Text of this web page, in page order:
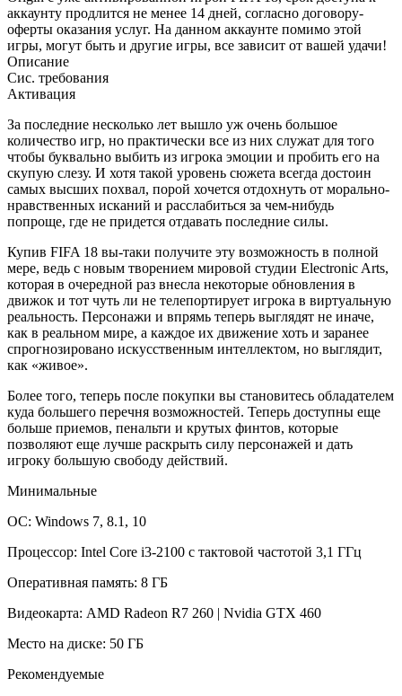
аккаунту продлится не менее 14 дней, согласно договору-
оферты оказания услуг. На данном аккаунте помимо этой
игры, могут быть и другие игры, все зависит от вашей удачи!
Описание
Сис. требования
Активация
За последние несколько лет вышло уж очень большое
количество игр, но практически все из них служат для того
чтобы буквально выбить из игрока эмоции и пробить его на
скупую слезу. И хотя такой уровень сюжета всегда достоин
самых высших похвал, порой хочется отдохнуть от морально-
нравственных исканий и расслабиться за чем-нибудь
попроще, где не придется отдавать последние силы.
Купив FIFA 18 вы-таки получите эту возможность в полной
мере, ведь с новым творением мировой студии Electronic Arts,
которая в очередной раз внесла некоторые обновления в
движок и тот чуть ли не телепортирует игрока в виртуальную
реальность. Персонажи и впрямь теперь выглядят не иначе,
как в реальном мире, а каждое их движение хоть и заранее
спрогнозировано искусственным интеллектом, но выглядит,
как «живое».
Более того, теперь после покупки вы становитесь обладателем
куда большего перечня возможностей. Теперь доступны еще
больше приемов, пенальти и крутых финтов, которые
позволяют еще лучше раскрыть силу персонажей и дать
игроку большую свободу действий.
Минимальные
ОС: Windows 7, 8.1, 10
Процессор: Intel Core i3-2100 с тактовой частотой 3,1 ГГц
Оперативная память: 8 ГБ
Видеокарта: AMD Radeon R7 260 | Nvidia GTX 460
Место на диске: 50 ГБ
Рекомендуемые